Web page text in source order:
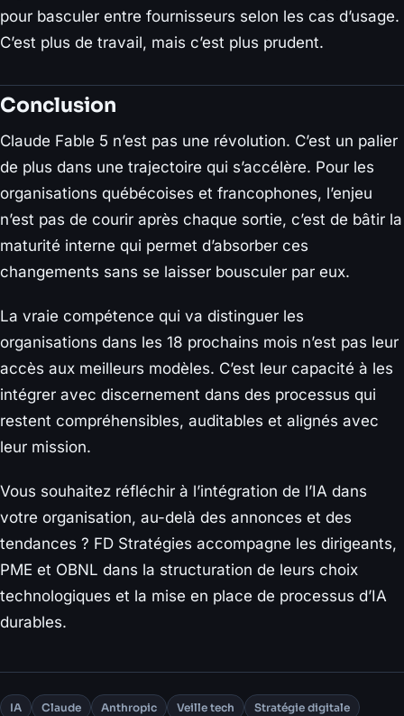
pour basculer entre fournisseurs selon les cas d’usage.
C’est plus de travail, mais c’est plus prudent.
Conclusion
Claude Fable 5 n’est pas une révolution. C’est un palier
de plus dans une trajectoire qui s’accélère. Pour les
organisations québécoises et francophones, l’enjeu
n’est pas de courir après chaque sortie, c’est de bâtir la
maturité interne qui permet d’absorber ces
changements sans se laisser bousculer par eux.
La vraie compétence qui va distinguer les
organisations dans les 18 prochains mois n’est pas leur
accès aux meilleurs modèles. C’est leur capacité à les
intégrer avec discernement dans des processus qui
restent compréhensibles, auditables et alignés avec
leur mission.
Vous souhaitez réfléchir à l’intégration de l’IA dans
votre organisation, au-delà des annonces et des
tendances ? FD Stratégies accompagne les dirigeants,
PME et OBNL dans la structuration de leurs choix
technologiques et la mise en place de processus d’IA
durables.
IA Claude Anthropic Veille tech Stratégie digitale